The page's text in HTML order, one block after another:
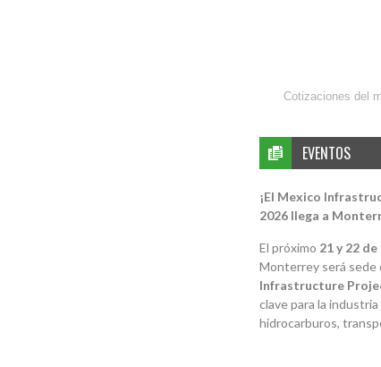
Cotizaciones del
EVENTOS
¡El Mexico
2026 llega a
El próximo 21 y 22
Monterrey será sede
Infrastructure
clave para la
hidrocarburos,